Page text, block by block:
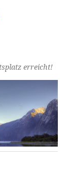
erreicht!